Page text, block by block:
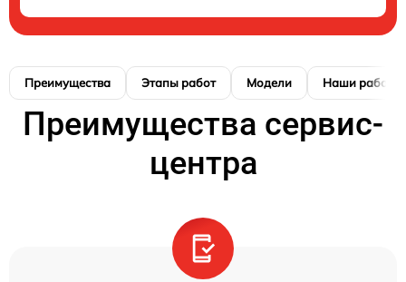
Преимущества Этапы работ Модели Наши работы
Преимущества сервис-
центра